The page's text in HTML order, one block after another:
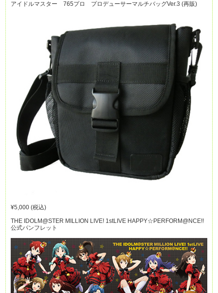
アイドルマスター 765プロ プロデューサーマルチバッグVer.3 (再販)
¥5,000 (税込)
THE IDOLM@STER MILLION LIVE! 1stLIVE HAPPY☆PERFORM@NCE!!
公式パンフレット